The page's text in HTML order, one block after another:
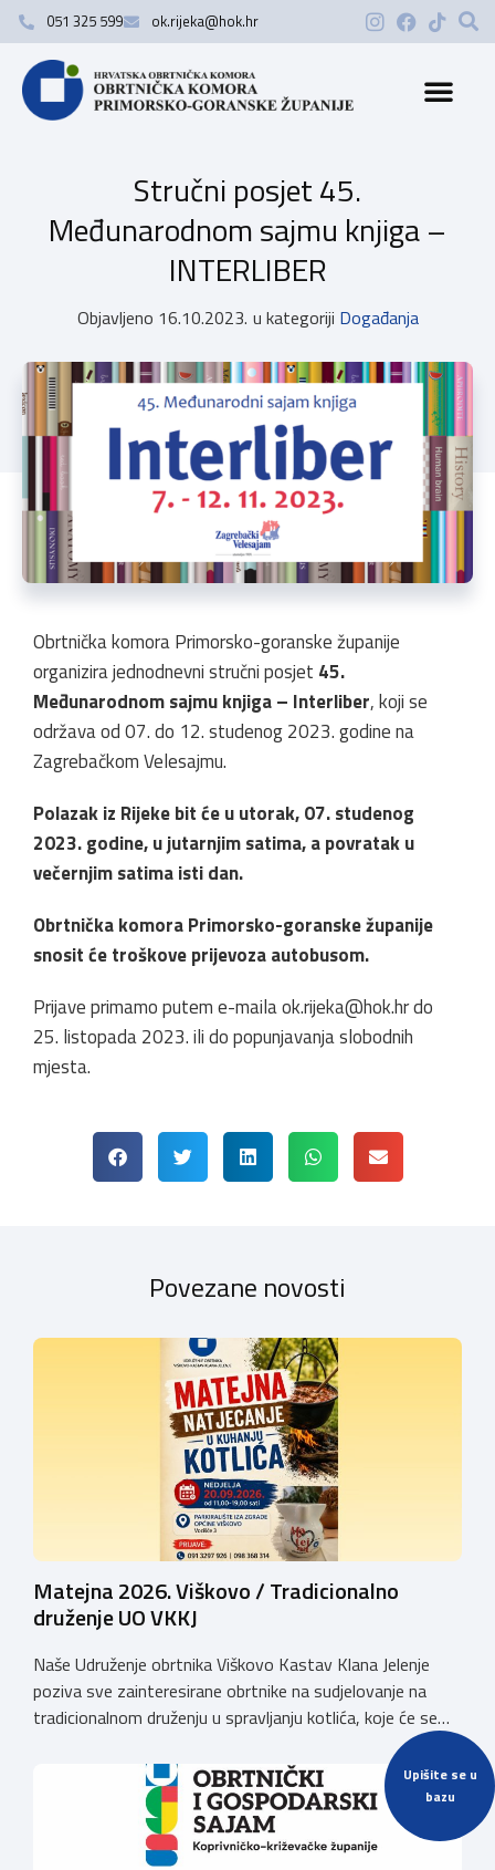
Upišite se u
bazu
051 325 599 ok.rijeka@hok.hr
Stručni posjet 45.
Međunarodnom sajmu knjiga –
INTERLIBER
Objavljeno 16.10.2023. u kategoriji Događanja
Obrtnička komora Primorsko-goranske županije
organizira jednodnevni stručni posjet 45.
Međunarodnom sajmu knjiga – Interliber, koji se
održava od 07. do 12. studenog 2023. godine na
Zagrebačkom Velesajmu.
Polazak iz Rijeke bit će u utorak, 07. studenog
2023. godine, u jutarnjim satima, a povratak u
večernjim satima isti dan.
Obrtnička komora Primorsko-goranske županije
snosit će troškove prijevoza autobusom.
Prijave primamo putem e-mailaok.rijeka@hok.hrdo
25. listopada 2023. ili do popunjavanja slobodnih
mjesta.
Povezane novosti
Matejna 2026. Viškovo / Tradicionalno
druženje UO VKKJ
Naše Udruženje obrtnika Viškovo Kastav Klana Jelenje
poziva sve zainteresirane obrtnike na sudjelovanje na
tradicionalnom druženju u spravljanju kotlića, koje će se
održati povodom obilježavanja blagdana Sv. Mateja na
Viškovu, u nedjelju dana 20. rujna 2026. godine
(parkiralište iza zgrade Općine Viškovo, Vozišće
3).Kotizacija iznosi 20,00 EUR po ekipI te uključuje 2 kg
mesa divljači, […]